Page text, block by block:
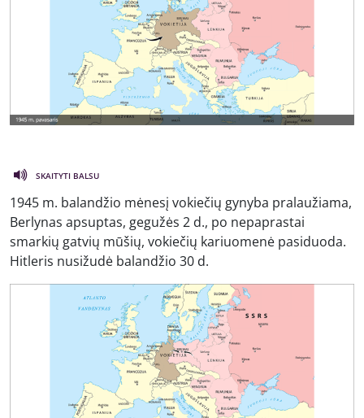
SKAITYTI BALSU
1945 m. balandžio mėnesį vokiečių gynyba pralaužiama,
Berlynas apsuptas, gegužės 2 d., po nepaprastai
smarkių gatvių mūšių, vokiečių kariuomenė pasiduoda.
Hitleris nusižudė balandžio 30 d.